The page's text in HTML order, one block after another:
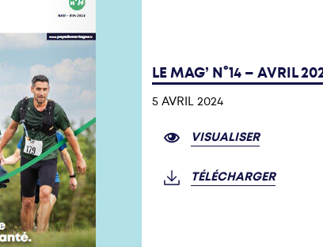
LE MAG’ N°14 – AVRIL
5 AVRIL 2024
VISUALISER
TÉLÉCHARGER